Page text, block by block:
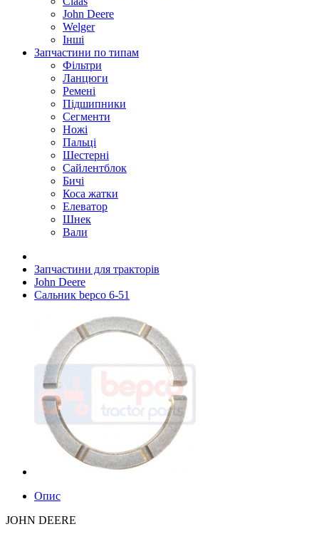
John Deere
Welger
Інші
Запчастини по типам
Фільтри
Ланцюги
Ремені
Підшипники
Сегменти
Ножі
Пальці
Шестерні
Сайлентблок
Бичі
Коса жатки
Елеватор
Шнек
Вали
Запчастини для тракторів
John Deere
Сальник bepco 6-51
Опис
JOHN DEERE